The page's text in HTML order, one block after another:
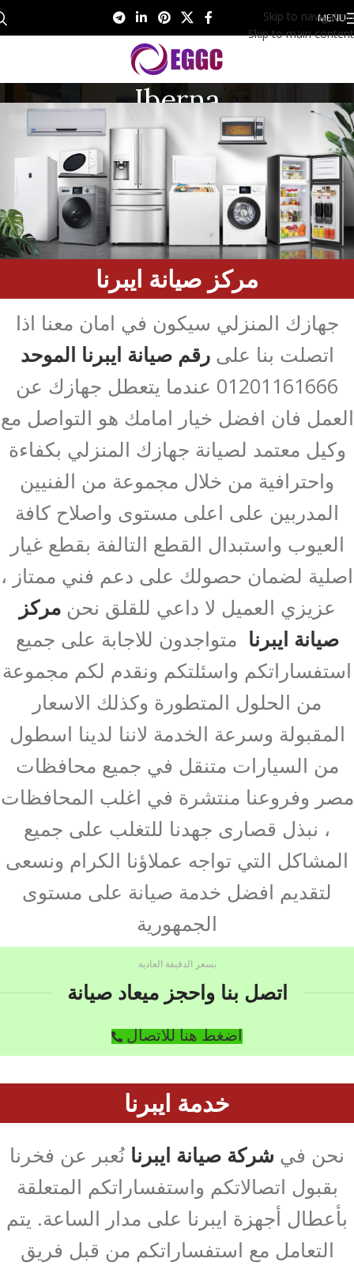
Skip to navigation
Skip to main content
MENU
Iberna
Iberna
مركز صيانة ايبرنا
جهازك المنزلي سيكون في امان معنا اذا
اتصلت بنا علىرقم صيانة ايبرنا الموحد
01201161666 عندما يتعطل جهازك عن
العمل فان افضل خيار امامك هو التواصل مع
وكيل معتمد لصيانة جهازك المنزلي بكفاءة
واحترافية من خلال مجموعة من الفنيين
المدربين على اعلى مستوى واصلاح كافة
العيوب واستبدال القطع التالفة بقطع غيار
اصلية لضمان حصولك على دعم فني ممتاز ،
عزيزي العميل لا داعي للقلق نحنمركز
صيانة ايبرنا متواجدون للاجابة على جميع
استفساراتكم واسئلتكم ونقدم لكم مجموعة
من الحلول المتطورة وكذلك الاسعار
المقبولة وسرعة الخدمة لاننا لدينا اسطول
من السيارات متنقل في جميع محافظات
مصر وفروعنا منتشرة في اغلب المحافظات
، نبذل قصارى جهدنا للتغلب على جميع
المشاكل التي تواجه عملاؤنا الكرام ونسعى
لتقديم افضل خدمة صيانة على مستوى
الجمهورية
بسعر الدقيقة العادية
اتصل بنا واحجز ميعاد صيانة
اضغط هنا للاتصال
خدمة ايبرنا
نحن في شركة صيانة ايبرنا نُعبر عن فخرنا
بقبول اتصالاتكم واستفساراتكم المتعلقة
بأعطال أجهزة ايبرنا على مدار الساعة. يتم
التعامل مع استفساراتكم من قبل فريق